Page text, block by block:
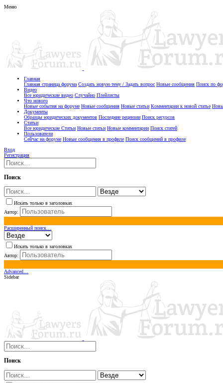
Меню
Главная
Главная страница форума Создать новую тему / Задать вопрос Новые сообщения Поиск по
Видео
Все юридические видео Случайно Плейлисты
Что нового
Новые события на форуме Новые сообщения Новые статьи Комментарии к новой статье
Документы
Образцы юридических документов Последние рецензии Поиск ресурсов
Статьи
Все юридические Статьи Новые статьи Новые комментарии Поиск статей
Пользователи
Сейчас на форуме Новые сообщения в профиле Поиск сообщений в профиле
Вход
Регистрация
Поиск
Искать только в заголовках
Автор:
Расширенный поиск…
Искать только в заголовках
Автор:
Advanced…
Sidebar
Поиск